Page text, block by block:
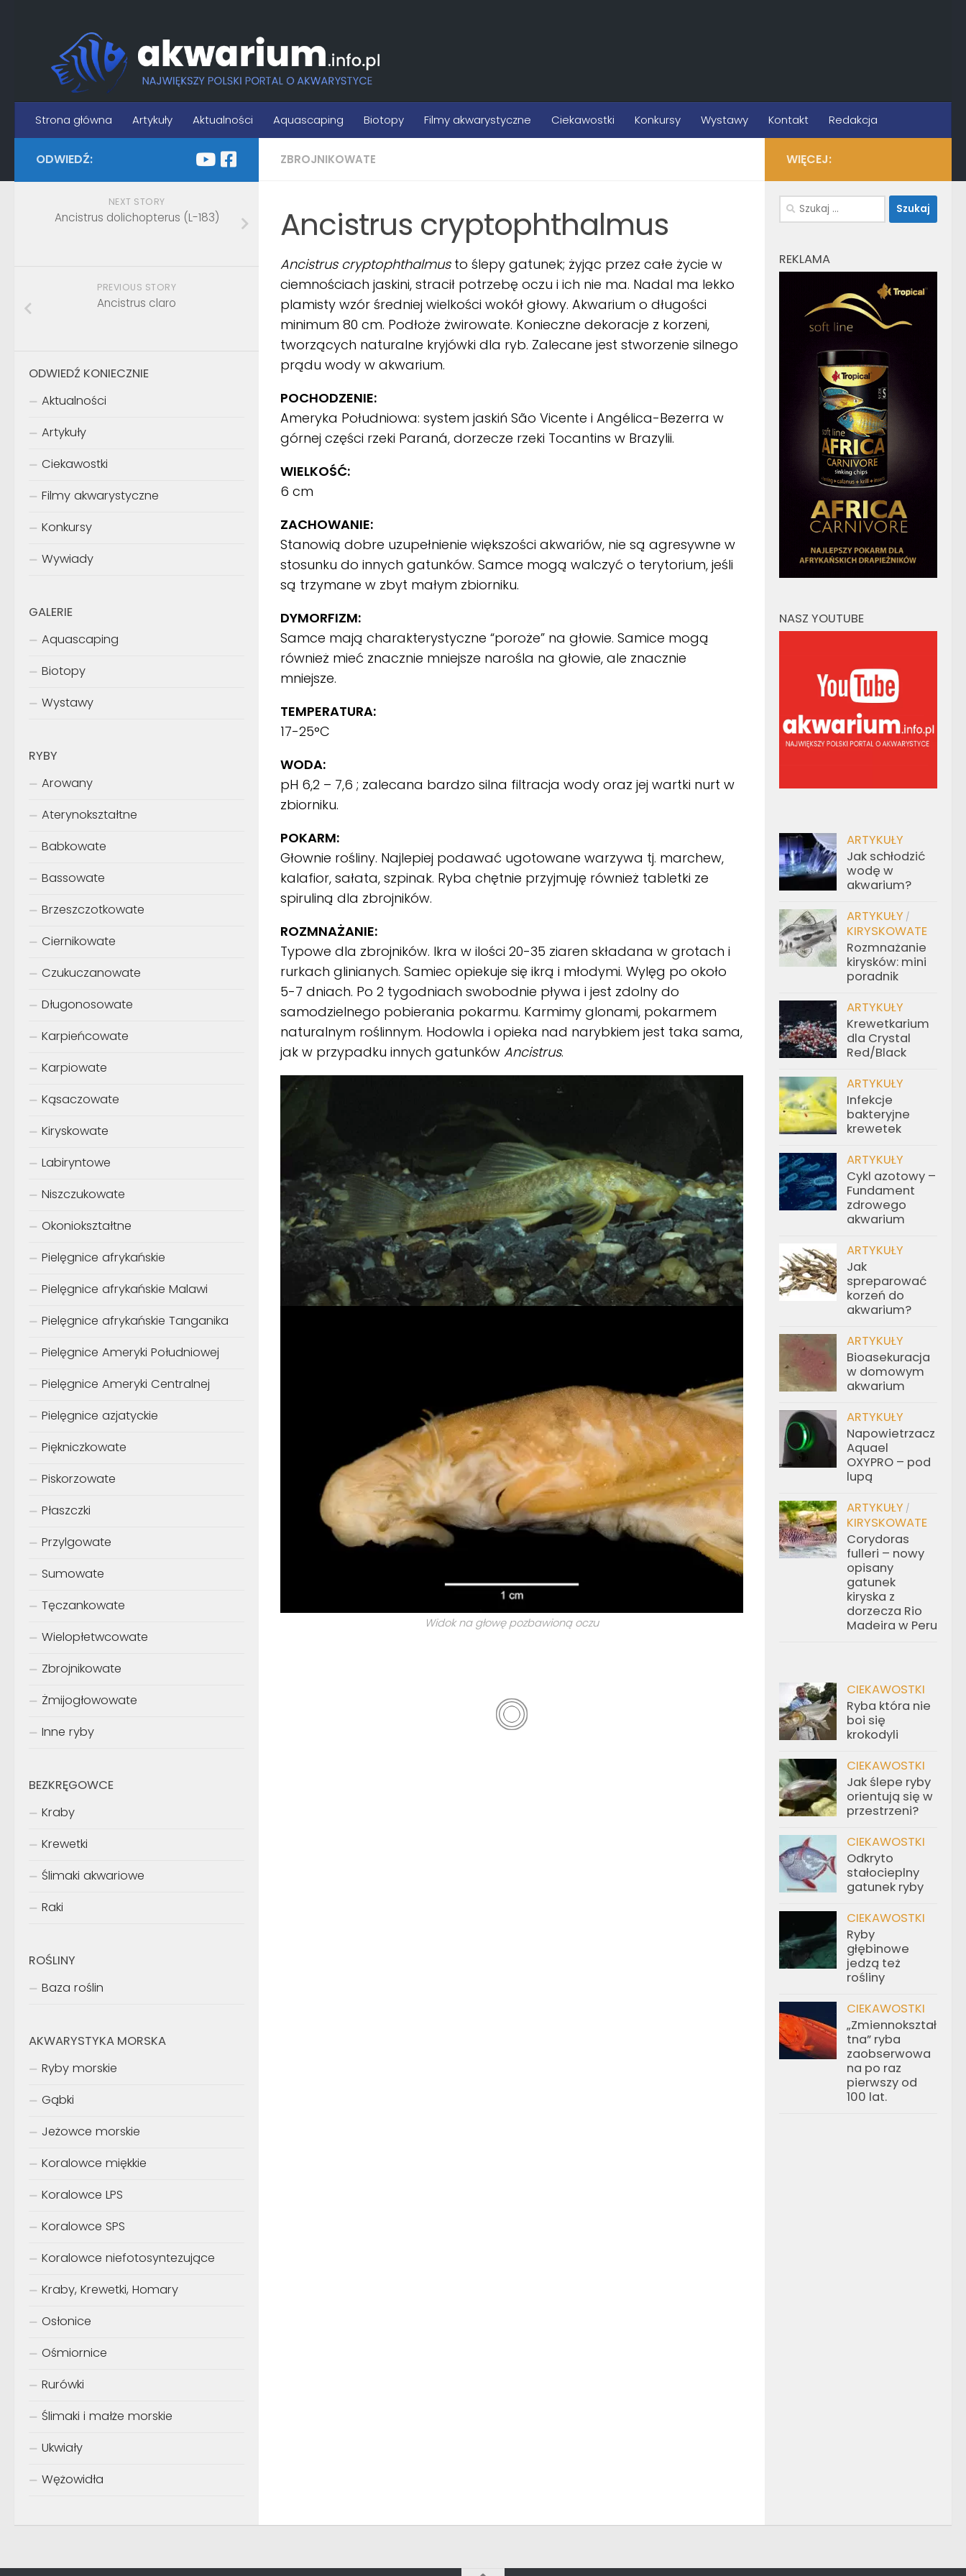
Strona główna Artykuły Aktualności Aquascaping Biotopy Filmy akwarystyczne Ciekawostki Konkursy Wystawy Kontakt Redakcja
ZBROJNIKOWATE
Ancistrus cryptophthalmus
Ancistrus cryptophthalmus to ślepy gatunek; żyjąc przez całe życie w
ciemnościach jaskini, stracił potrzebę oczu i ich nie ma. Nadal ma lekko
plamisty wzór średniej wielkości wokół głowy. Akwarium o długości
minimum 80 cm. Podłoże żwirowate. Konieczne dekoracje z korzeni,
tworzących naturalne kryjówki dla ryb. Zalecane jest stworzenie silnego
prądu wody w akwarium.
POCHODZENIE:
Ameryka Południowa: system jaskiń São Vicente i Angélica-Bezerra w
górnej części rzeki Paraná, dorzecze rzeki Tocantins w Brazylii.
WIELKOŚĆ:
6 cm
ZACHOWANIE:
Stanowią dobre uzupełnienie większości akwariów, nie są agresywne w
stosunku do innych gatunków. Samce mogą walczyć o terytorium, jeśli
są trzymane w zbyt małym zbiorniku.
DYMORFIZM:
Samce mają charakterystyczne “poroże” na głowie. Samice mogą
również mieć znacznie mniejsze narośla na głowie, ale znacznie
mniejsze.
TEMPERATURA:
17-25°C
WODA:
pH 6,2 – 7,6 ; zalecana bardzo silna filtracja wody oraz jej wartki nurt w
zbiorniku.
POKARM:
Głownie rośliny. Najlepiej podawać ugotowane warzywa tj. marchew,
kalafior, sałata, szpinak. Ryba chętnie przyjmuję również tabletki ze
spiruliną dla zbrojników.
ROZMNAŻANIE:
Typowe dla zbrojników. Ikra w ilości 20-35 ziaren składana w grotach i
rurkach glinianych. Samiec opiekuje się ikrą i młodymi. Wylęg po około
5-7 dniach. Po 2 tygodniach swobodnie pływa i jest zdolny do
samodzielnego pobierania pokarmu. Karmimy glonami, pokarmem
naturalnym roślinnym. Hodowla i opieka nad narybkiem jest taka sama,
jak w przypadku innych gatunków Ancistrus.
Widok na głowę pozbawioną oczu
ODWIEDŹ:
NEXT STORY
Ancistrus dolichopterus (L-183)
PREVIOUS STORY
Ancistrus claro
ODWIEDŹ KONIECZNIE
Aktualności
Artykuły
Ciekawostki
Filmy akwarystyczne
Konkursy
Wywiady
GALERIE
Aquascaping
Biotopy
Wystawy
RYBY
Arowany
Aterynokształtne
Babkowate
Bassowate
Brzeszczotkowate
Ciernikowate
Czukuczanowate
Długonosowate
Karpieńcowate
Karpiowate
Kąsaczowate
Kiryskowate
Labiryntowe
Niszczukowate
Okoniokształtne
Pielęgnice afrykańskie
Pielęgnice afrykańskie Malawi
Pielęgnice afrykańskie Tanganika
Pielęgnice Ameryki Południowej
Pielęgnice Ameryki Centralnej
Pielęgnice azjatyckie
Piękniczkowate
Piskorzowate
Płaszczki
Przylgowate
Sumowate
Tęczankowate
Wielopłetwcowate
Zbrojnikowate
Żmijogłowowate
Inne ryby
BEZKRĘGOWCE
Kraby
Krewetki
Ślimaki akwariowe
Raki
ROŚLINY
Baza roślin
AKWARYSTYKA MORSKA
Ryby morskie
Gąbki
Jeżowce morskie
Koralowce miękkie
Koralowce LPS
Koralowce SPS
Koralowce niefotosyntezujące
Kraby, Krewetki, Homary
Osłonice
Ośmiornice
Rurówki
Ślimaki i małże morskie
Ukwiały
Wężowidła
WIĘCEJ:
Szukaj:
REKLAMA
NASZ YOUTUBE
ARTYKUŁY
Jak schłodzić
wodę w
akwarium?
ARTYKUŁY /
KIRYSKOWATE
Rozmnażanie
kirysków: mini
poradnik
ARTYKUŁY
Krewetkarium
dla Crystal
Red/Black
ARTYKUŁY
Infekcje
bakteryjne
krewetek
ARTYKUŁY
Cykl azotowy –
Fundament
zdrowego
akwarium
ARTYKUŁY
Jak
spreparować
korzeń do
akwarium?
ARTYKUŁY
Bioasekuracja
w domowym
akwarium
ARTYKUŁY
Napowietrzacz
Aquael
OXYPRO – pod
lupą
ARTYKUŁY /
KIRYSKOWATE
Corydoras
fulleri – nowy
opisany
gatunek
kiryska z
dorzecza Rio
Madeira w Peru
CIEKAWOSTKI
Ryba która nie
boi się
krokodyli
CIEKAWOSTKI
Jak ślepe ryby
orientują się w
przestrzeni?
CIEKAWOSTKI
Odkryto
stałocieplny
gatunek ryby
CIEKAWOSTKI
Ryby
głębinowe
jedzą też
rośliny
CIEKAWOSTKI
„Zmiennokształ
tna” ryba
zaobserwowa
na po raz
pierwszy od
100 lat.